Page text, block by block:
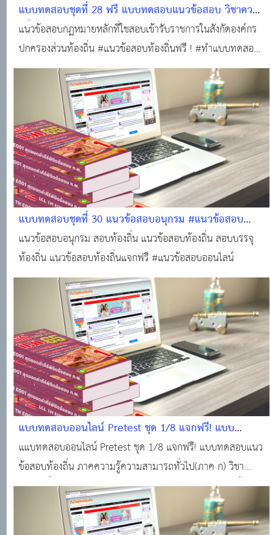
แบบทดสอบชุดที่ 28 ฟรี แบบทดสอบแนวข้อสอบ วิชาความ
รู้พื้นฐานในการปฏิบัติราชการ (กฏหมายหลักที่ใช้สอบองค์กร
ปกครองส่วนท้องถิ่น (25 ข้อพร้อมใบเกียรติบัตร) #แนว
ข้อสอบออนไลน์
แนวข้อสอบกฏหมายหลักที่ใชสอบเข้ารับราชการในสังกัดองค์กร
ปกครองส่วนท้องถิ่น #แนวข้อสอบท้องถิ่นฟรี ! #ทำแบบทดสอบ
ฟรี!!! #ข้อสอบท้องถิ่นฟรี !!! #สอบบรรจุท้องถิ่น #แหล่งเรียนรู้
ของคนท้องถิ่น #ติวสอบออนไลน์ #แนวข้อสอบออนไลน์
แบบทดสอบชุดที่ 30 แนวข้อสอบอนุกรม #แนวข้อสอบ
ออนไลน์
แนวข้อสอบอนุกรม สอบท้องถิ่น แนวข้อสอบท้องถิ่น สอบบรรจุ
ท้องถิ่น แนวข้อสอบท้องถิ่นแจกฟรี #แนวข้อสอบออนไลน์
แบบทดสอบออนไลน์ Pretest ชุด 1/8 แจกฟรี! แบบ
ทดสอบแนวข้อสอบท้องถิ่น ภาคความรู้ความสามารถ
ทั่วไป(ภาค ก) วิชาความรู้พื้นฐานในการปฏิบัติราชการ พร้อม
ใบเกียรติบัตร
แแบทดสอบออนไลน์ Pretest ชุด 1/8 แจกฟรี! แบบทดสอบแนว
ข้อสอบท้องถิ่น ภาคความรู้ความสามารถทั่วไป(ภาค ก) วิชา
ความรู้พื้นฐานในการปฏิบัติราชการ พร้อมใบเกียรติบัตร เนื้อหา
แนวข้อสอบ ประกอบด้วยพระราชบัญญัติระเบียบบริหารราชการ
แผ่นดิน พ.ศ. 2534 และแก้ไขเพิ่มเติม (ฉบั